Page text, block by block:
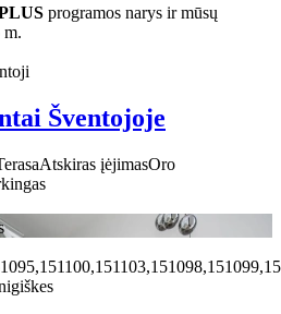
programos narys ir mūsų
m.
Šventojoje
Atskiras įėjimasOro